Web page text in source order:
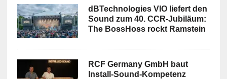
dBTechnologies VIO liefert den
Sound zum 40. CCR-Jubiläum:
The BossHoss rockt Ramstein
RCF Germany GmbH baut
Install-Sound-Kompetenz